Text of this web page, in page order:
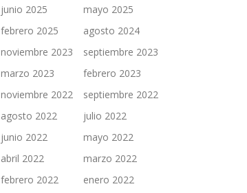
junio 2025
mayo 2025
febrero 2025
agosto 2024
noviembre 2023
septiembre 2023
marzo 2023
febrero 2023
noviembre 2022
septiembre 2022
agosto 2022
julio 2022
junio 2022
mayo 2022
abril 2022
marzo 2022
febrero 2022
enero 2022